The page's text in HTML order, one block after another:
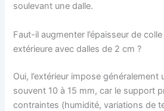
soulevant une dalle.
Faut-il augmenter l’épaisseur de
extérieure avec dalles de 2 cm ?
Oui, l’extérieur impose généralement
souvent 10 à 15 mm, car le support
contraintes (humidité, variations de